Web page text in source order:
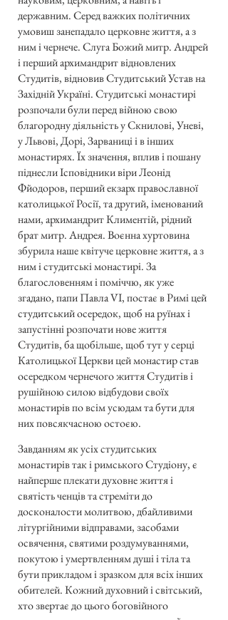
державним. Серед важких політичних
умовиш занепадало церковне життя, а з
ним і чернече. Слуга Божий митр. Андрей
і перший архимандрит відновлених
Студитів, відновив Студитський Устав на
Західній Україні. Студитські монастирі
розпочали були перед війною свою
благородну діяльність у Скнилові, Уневі,
у Львові, Дорі, Зарваниці і в інших
монастирях. Їх значення, вплив і пошану
піднесли Ісповідники віри Леонід
Фйодоров, перший екзарх православної
католицької Росії, та другий, іменований
нами, архимандрит Климентій, рідний
брат митр. Андрея. Воєнна хуртовина
збурила наше квітуче церковне життя, а з
ним і студитські монастирі. За
благословенням і поміччю, як уже
згадано, папи Павла VI, постає в Римі цей
студитський осередок, щоб на руїнах і
запустінні розпочати нове життя
Студитів, ба щобільше, щоб тут у серці
Католицької Церкви цей монастир став
осередком чернечого життя Студитів і
рушійною силою відбудови своїх
монастирів по всім усюдам та бути для
них повсякчасною остоєю.
Завданням як усіх студитських
монастирів так і римського Студіону, є
найперше плекати духовне життя і
святість ченців та стреміти до
досконалости молитвою, дбайливими
літургійними відправами, засобами
освячення, святими роздумуваннями,
покутою і умертвленням душі і тіла та
бути прикладом і зразком для всіх інших
обителей. Кожний духовний і світський,
хто звертає до цього боговійного